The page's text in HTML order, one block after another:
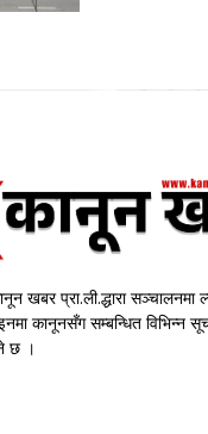
खबर प्रा.ली.द्धारा सञ्चालनमा
कानूनसँग सम्बन्धित विभिन्न
छ ।